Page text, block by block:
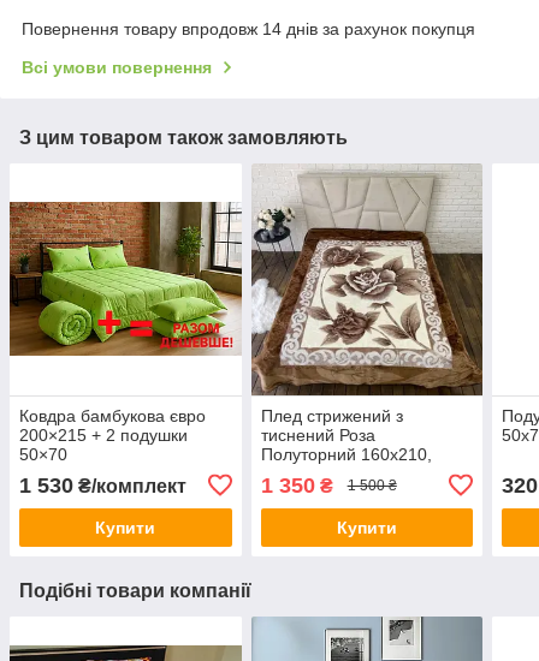
Повернення товару впродовж 14 днів за рахунок покупця
Всі умови повернення
З цим товаром також замовляють
Ковдра бамбукова євро
200×215 + 2 подушки
50×70
1 530 ₴/комплект
Купити
Плед стрижений з
тиснений Роза
Полуторний 160х210,
1 350₴ 1 500 ₴
Купити
320
Подібні товари компанії